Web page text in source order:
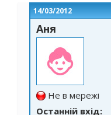
14/03/2012
Аня
Не в мережі
Останній вхід: